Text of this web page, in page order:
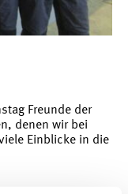
Freunde der
denen wir bei
Einblicke in die